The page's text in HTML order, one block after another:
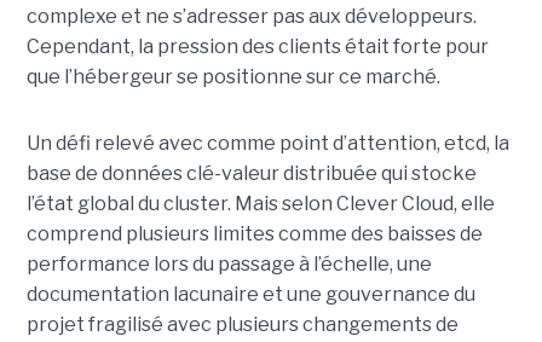
complexe et ne s’adresser pas aux développeurs.
Cependant, la pression des clients était forte pour
que l’hébergeur se positionne sur ce marché.
Un défi relevé avec comme point d’attention, etcd, la
base de données clé-valeur distribuée qui stocke
l’état global du cluster. Mais selon Clever Cloud, elle
comprend plusieurs limites comme des baisses de
performance lors du passage à l’échelle, une
documentation lacunaire et une gouvernance du
projet fragilisé avec plusieurs changements de